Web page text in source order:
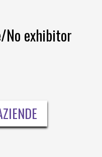
No exhibitor